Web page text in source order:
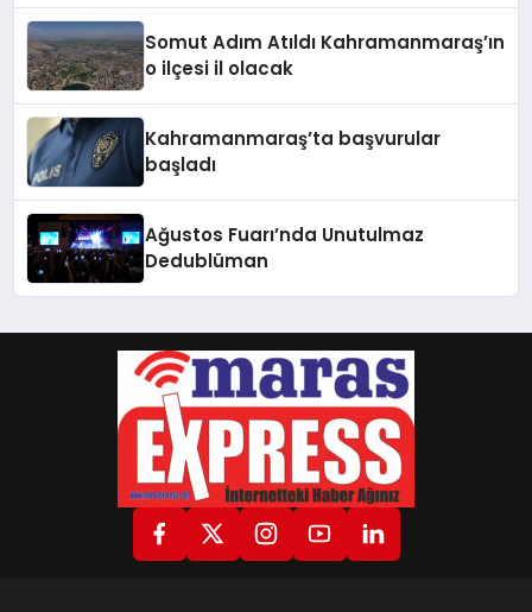
Somut Adım Atıldı Kahramanmaraş’ın
o ilçesi il olacak
Kahramanmaraş’ta başvurular
başladı
Ağustos Fuarı’nda Unutulmaz
Dedublüman